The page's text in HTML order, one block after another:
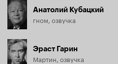
Анатолий Кубацкий
гном, озвучка
Эраст Гарин
Мартин, озвучка